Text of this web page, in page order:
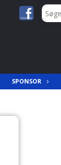
SPONSOR